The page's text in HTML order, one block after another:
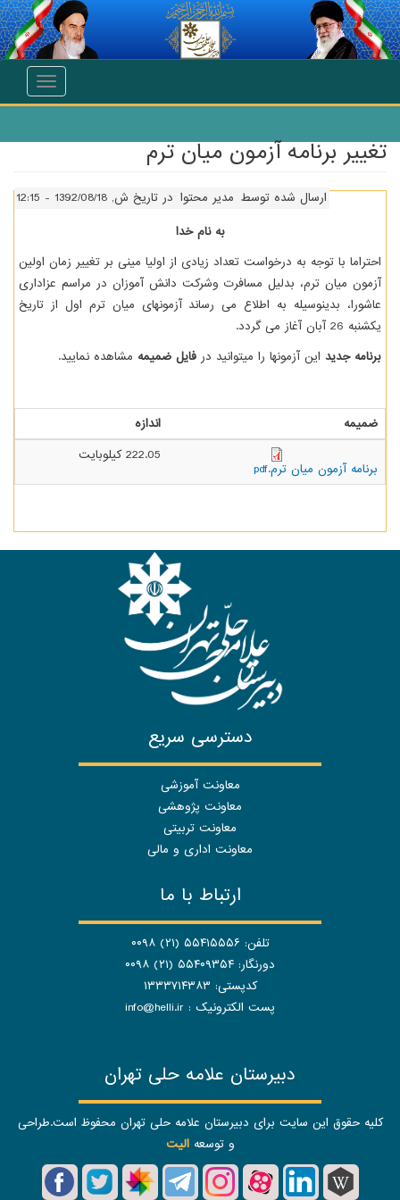
انتقال به محتوای اصلی
Toggle
تغییر برنامه آزمون میان ترم
ارسال شده توسط مدیر محتوا در تاریخ ش, 1392/08/18 - 12:15
به نام خدا
احتراما با توجه به درخواست تعداد زیادی از اولیا مینی بر تغییر زمان اولین
آزمون میان ترم، بدلیل مسافرت وشرکت دانش آموزان در مراسم عزاداری
عاشورا، بدینوسیله به اطلاع می رساند آزمونهای میان ترم اول از تاریخ
یکشنبه 26 آبان آغاز می گردد.
برنامه جدید این آزمونها را میتوانید در فایل ضمیمه مشاهده نمایید.
ضمیمه اندازه
برنامه آزمون میان ترم.pdf
222.05 کیلوبایت
دسترسی سریع
معاونت آموزشی
معاونت پژوهشی
معاونت تربیتی
معاونت اداری و مالی
ارتباط با ما
تلفن: ۵۵۴۱۵۵۵۶ (۲۱) ۰۰۹۸
دورنگار: ۵۵۴۰۹۳۵۴ (۲۱) ۰۰۹۸
کدپستی: ۱۳۳۳۷۱۴۳۸۳
پست الکترونیک : info@helli.ir
دبیرستان علامه حلی تهران
کلیه حقوق این سایت برای دبیرستان علامه حلی تهران محفوظ است.طراحی
و توسعهالیت